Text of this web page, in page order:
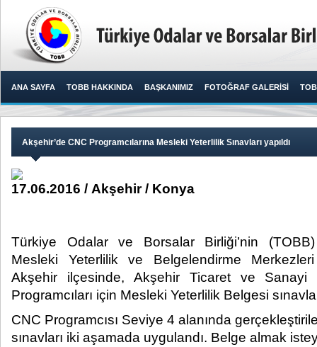
ANA SAYFA TOBB HAKKINDA BAŞKANIMIZ FOTOĞRAF GALERİSİ
Akşehir’de CNC Programcılarına Mesleki Yeterlilik Sınavları yapıldı
17.06.2016 / Akşehir / Konya
Türkiye Odalar ve Borsalar Birliği’nin
Mesleki Yeterlilik ve Belgelendirme
Akşehir ilçesinde, Akşehir Ticaret ve Sanayi
Programcıları için Mesleki Yeterlilik Belgesi
CNC Programcısı Seviye 4 alanında
sınavları iki aşamada uygulandı. Belge almak